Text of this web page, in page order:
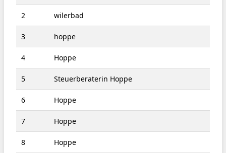
2 wilerbad
3 hoppe
4 Hoppe
5 Steuerberaterin Hoppe
6 Hoppe
7 Hoppe
8 Hoppe